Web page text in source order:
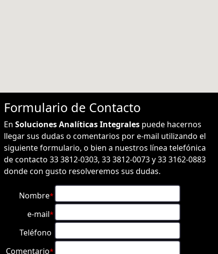
Formulario de Contacto
En Soluciones Analíticas Integrales puede hacernos
llegar sus dudas o comentarios por e-mail utilizando el
siguiente formulario, o bien a nuestros línea telefónica
de contacto 33 3812-0303, 33 3812-0073 y 33 3162-0883
donde con gusto resolveremos sus dudas.
Nombre*
e-mail*
Teléfono
Comentario*